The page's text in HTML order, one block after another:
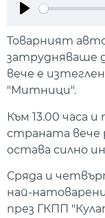
Товарният
затрудняваше
вече е
"Митници".
Към 13.00 часа
страната вече
остава силно
Сряда и
най-
през ГКПП